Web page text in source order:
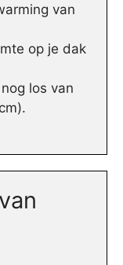
van
op je dak
los van